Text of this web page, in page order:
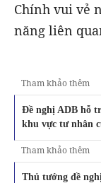
Chính vui vẻ
năng liên
Tham khảo thêm
Đề nghị ADB hỗ
khu vực tư nhân
Tham khảo thêm
Thủ tướng đề